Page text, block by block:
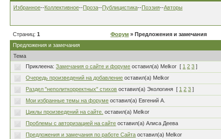
Избранное--Коллективное--Проза--Публицистика--Поэзия--Авторы
Страниц: 1 Форум » Предложения и замечания
Предложения и замечания
Тема
Приклеена:Замечания о сайте и форуме оставил(а) Melkor [ 1 2 3 ]
Очередь произведений на добавление оставил(а) Melkor
Раздел "неполиткорректных" стихов оставил(а) Экологиня [ 1 2 3 ]
Мои избранные темы на форуме оставил(а) Евгений А.
Циклы произведений на сайте. оставил(а) Melkor
Проблемы с авторизацией на сайте оставил(а) Алиса Деева
Предложения и замечания по работе Сайта оставил(а) Melkor